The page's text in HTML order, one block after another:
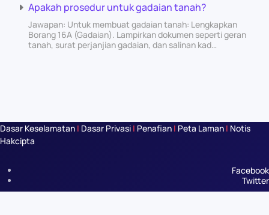
Apakah prosedur untuk gadaian tanah?
Jawapan: Untuk membuat gadaian tanah: Lengkapkan
Borang 16A (Gadaian). Lampirkan dokumen seperti geran
tanah, surat perjanjian gadaian, dan salinan kad…
Dasar Keselamatan | Dasar Privasi | Penafian | Peta Laman | Notis
Hakcipta
Facebook
Twitter